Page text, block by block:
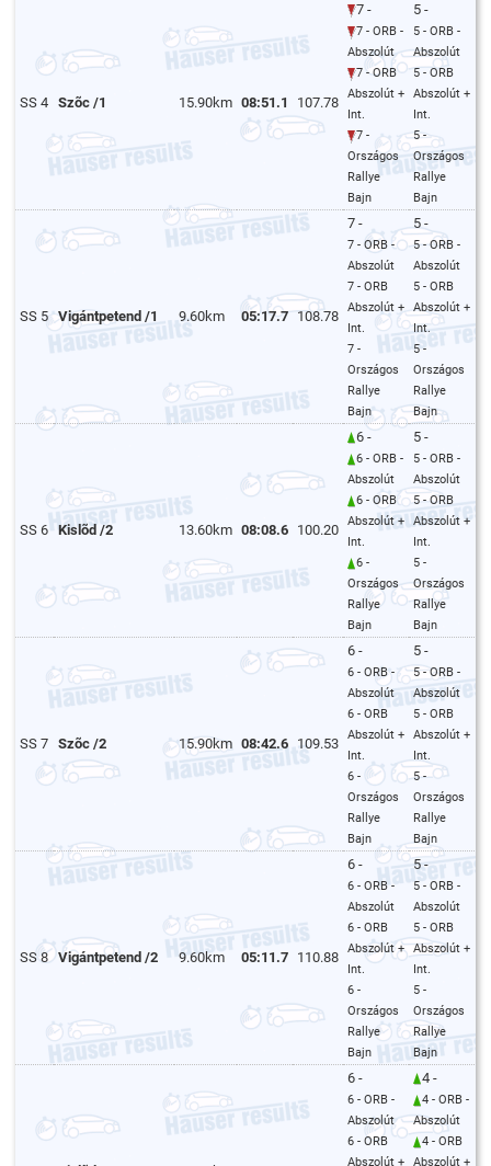
SS 4 Szõc /1 15.90km 08:51.1 107.78
7 -
7 - ORB -
Abszolút
7 - ORB
Abszolút +
Int.
7 -
Országos
Rallye
Bajn
5 -
5 - ORB -
Abszolút
5 - ORB
Abszolút +
Int.
5 -
Országos
Rallye
Bajn
SS 5 Vigántpetend /1 9.60km 05:17.7 108.78
7 -
7 - ORB -
Abszolút
7 - ORB
Abszolút +
Int.
7 -
Országos
Rallye
Bajn
5 -
5 - ORB -
Abszolút
5 - ORB
Abszolút +
Int.
5 -
Országos
Rallye
Bajn
SS 6 Kislõd /2 13.60km 08:08.6 100.20
6 -
6 - ORB -
Abszolút
6 - ORB
Abszolút +
Int.
6 -
Országos
Rallye
Bajn
5 -
5 - ORB -
Abszolút
5 - ORB
Abszolút +
Int.
5 -
Országos
Rallye
Bajn
SS 7 Szõc /2 15.90km 08:42.6 109.53
6 -
6 - ORB -
Abszolút
6 - ORB
Abszolút +
Int.
6 -
Országos
Rallye
Bajn
5 -
5 - ORB -
Abszolút
5 - ORB
Abszolút +
Int.
5 -
Országos
Rallye
Bajn
SS 8 Vigántpetend /2 9.60km 05:11.7 110.88
6 -
6 - ORB -
Abszolút
6 - ORB
Abszolút +
Int.
6 -
Országos
Rallye
Bajn
5 -
5 - ORB -
Abszolút
5 - ORB
Abszolút +
Int.
5 -
Országos
Rallye
Bajn
6 -
6 - ORB -
Abszolút
6 - ORB
Abszolút +
4 -
4 - ORB -
Abszolút
4 - ORB
Abszolút +